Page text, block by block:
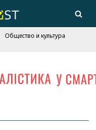
Общество и культура